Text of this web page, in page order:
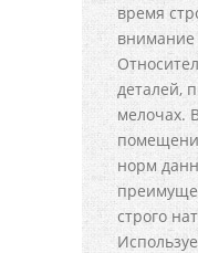
время
деталей,
мелочах.
норм
строго